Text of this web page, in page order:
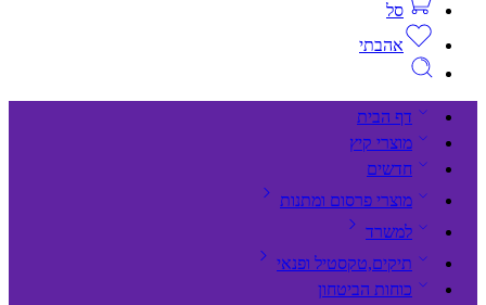
סל
אהבתי
דף הבית
מוצרי קיץ
חדשים
מוצרי פרסום ומתנות
למשרד
תיקים,טקסטיל ופנאי
כוחות הביטחון